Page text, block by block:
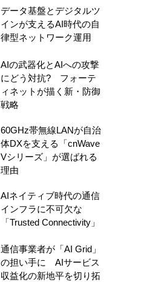
データ基盤とデジタルツ
インが支えるAI時代の自
律型ネットワーク運用
AIの武器化とAIへの攻撃
にどう対抗? フォーテ
ィネットが描く新・防御
戦略
60GHz帯無線LANが自治
体DXを支える「cnWave
Vシリーズ」が選ばれる
理由
AIネイティブ時代の通信
インフラに不可欠な
「Trusted Connectivity」
通信事業者が「AI Grid」
の担い手に AIサービス
収益化の新地平を切り拓